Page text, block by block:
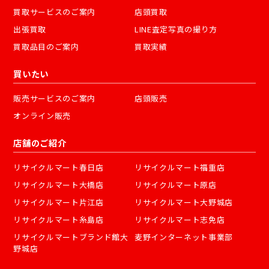
買取サービスのご案内
店頭買取
出張買取
LINE査定写真の撮り方
買取品目のご案内
買取実績
買いたい
販売サービスのご案内
店頭販売
オンライン販売
店舗のご紹介
リサイクルマート春日店
リサイクルマート福重店
リサイクルマート大橋店
リサイクルマート原店
リサイクルマート片江店
リサイクルマート大野城店
リサイクルマート糸島店
リサイクルマート志免店
リサイクルマートブランド館大
野城店
麦野インターネット事業部